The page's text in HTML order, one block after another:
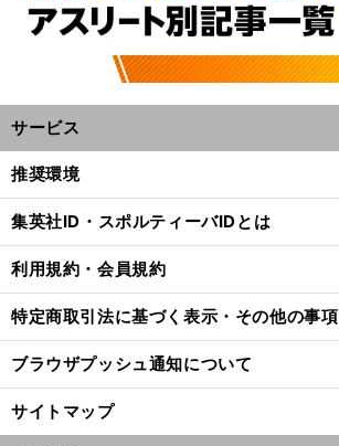
サービス
推奨環境
集英社ID・スポルティーバIDとは
利用規約・会員規約
特定商取引法に基づく表示・その他の事項
ブラウザプッシュ通知について
サイトマップ